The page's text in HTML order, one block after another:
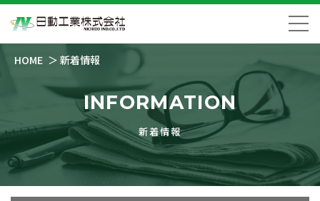
HOME 新着情報
INFORMATION
新着情報